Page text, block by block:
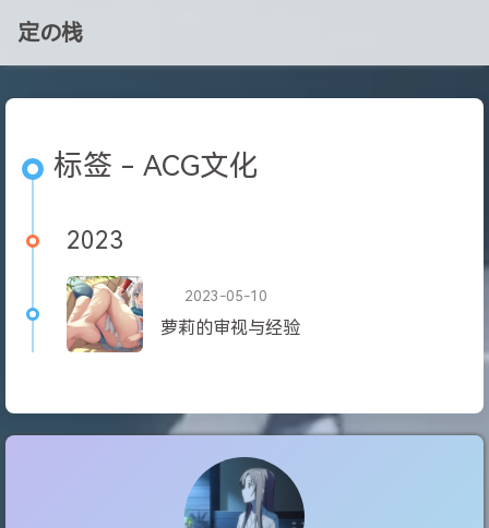
定の栈
标签 - ACG文化
2023
2023-05-10
萝莉的审视与经验